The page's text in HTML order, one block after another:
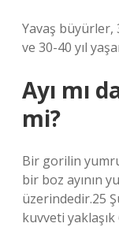
Yavaş büyürler,
ve 30-40 yıl
Ayı mı
mi?
Bir gorilin
bir boz ayının
üzerindedir.25
kuvveti